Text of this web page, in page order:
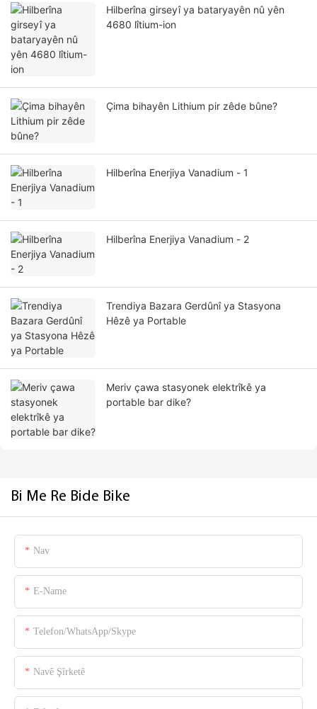
Hilberîna girseyî ya bataryayên nû yên
4680 lîtium-ion
Çima bihayên Lithium pir zêde bûne?
Hilberîna Enerjiya Vanadium - 1
Hilberîna Enerjiya Vanadium - 2
Trendiya Bazara Gerdûnî ya Stasyona
Hêzê ya Portable
Meriv çawa stasyonek elektrîkê ya
portable bar dike?
Bi Me Re Bide Bike
Nav
E-Name
Telefon/WhatsApp/Skype
Navê Şîrketê